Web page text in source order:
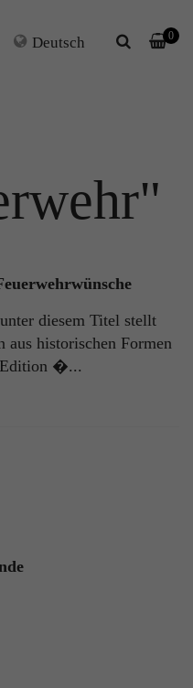
Deutsch 0
diesem Titel stellt
historischen Formen
Edition �...